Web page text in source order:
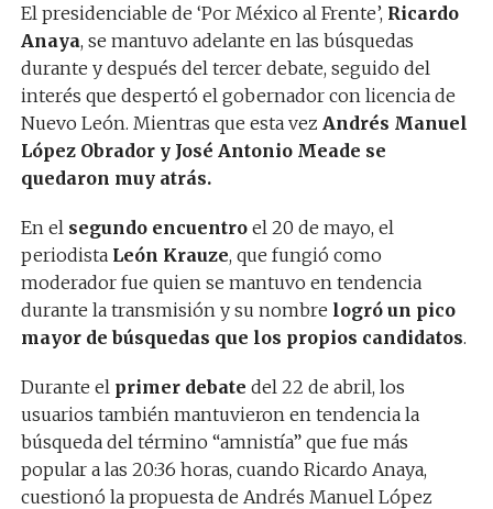
El presidenciable de ‘Por México al Frente’, Ricardo
Anaya, se mantuvo adelante en las búsquedas
durante y después del tercer debate, seguido del
interés que despertó el gobernador con licencia de
Nuevo León. Mientras que esta vez Andrés Manuel
López Obrador y José Antonio Meade se
quedaron muy atrás.
En el segundo encuentroel 20 de mayo, el
periodistaLeón Krauze, que fungió como
moderador fue quien se mantuvo en tendencia
durante la transmisión y su nombre logró un pico
mayor de búsquedas que los propios candidatos.
Durante el primer debate del 22 de abril, los
usuarios también mantuvieron en tendencia la
búsqueda del término “amnistía” que fue más
popular a las 20:36 horas, cuando Ricardo Anaya,
cuestionó la propuesta de Andrés Manuel López